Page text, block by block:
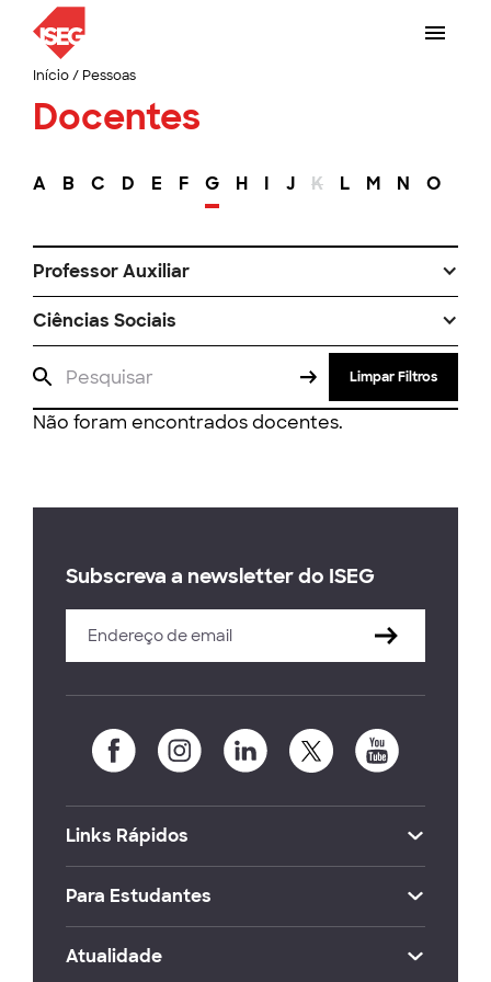
Início/ Pessoas
Docentes
A B C D E F G H I J K L M N O
Professor Auxiliar
Ciências Sociais
Limpar Filtros
Não foram encontrados docentes.
Subscreva a newsletter do ISEG
Links Rápidos
Para Estudantes
Atualidade